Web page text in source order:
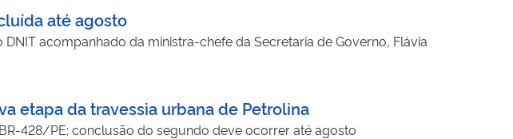
até agosto
acompanhado da ministra-chefe da Secretaria de Governo, Flávia
etapa da travessia urbana de Petrolina
428/PE; conclusão do segundo deve ocorrer até agosto